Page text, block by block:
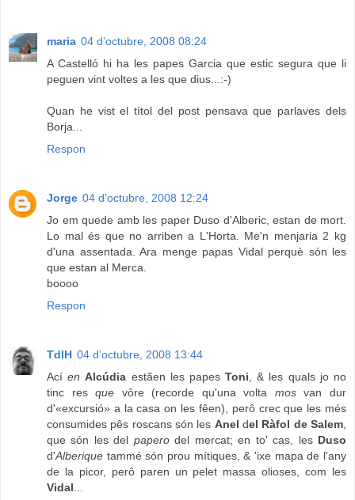
maria 04 d’octubre, 2008 08:24
A Castelló hi ha les papes Garcia que estic segura que li
peguen vint voltes a les que dius...:-)
Quan he vist el títol del post pensava que parlaves dels
Borja...
Respon
Jorge 04 d’octubre, 2008 12:24
Jo em quede amb les paper Duso d'Alberic, estan de mort.
Lo mal és que no arriben a L'Horta. Me'n menjaria 2 kg
d'una assentada. Ara menge papas Vidal perquè són les
que estan al Merca.
boooo
Respon
TdlH 04 d’octubre, 2008 13:44
Acíen Alcúdia estãen les papesToni , & les quals jo no
tinc resque vôre (recorde qu'una volta mosvan dur
d'«excursió» a la casa on les fêen), perô crec que les més
consumides pês roscans són les Anel del Ràfol de Salem
que són les del paperodel mercat; en to' cas, les Duso
d'Alberique tammé són prou mítiques, & 'ixe mapa de l'any
de la picor, perô paren un pelet massa olioses, com les
Vidal